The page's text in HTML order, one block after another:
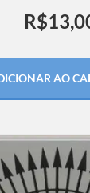
R$
AO